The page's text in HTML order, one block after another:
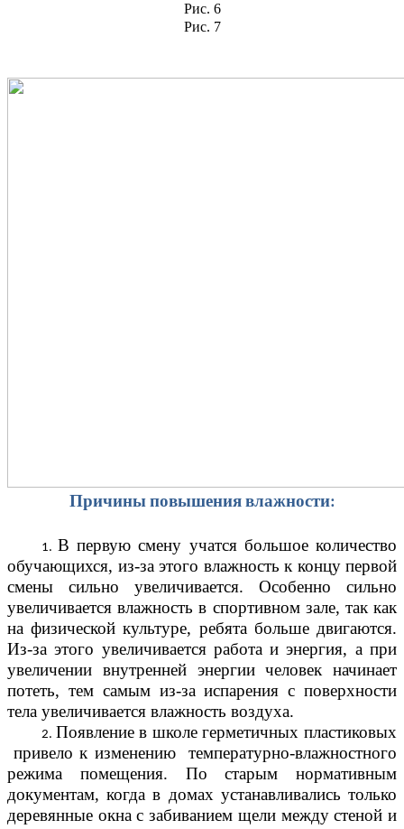
Рис. 6
Рис. 7
Причины повышения влажности:
В первую смену учатся большое количество
обучающихся, из-за этого влажность к концу первой
смены сильно увеличивается. Особенно сильно
увеличивается влажность в спортивном зале, так как
на физической культуре, ребята больше двигаются.
Из-за этого увеличивается работа и энергия, а при
увеличении внутренней энергии человек начинает
потеть, тем самым из-за испарения с поверхности
тела увеличивается влажность воздуха.
Появление в школе герметичных пластиковых
привело к изменению температурно-влажностного
режима помещения. По старым нормативным
документам, когда в домах устанавливались только
деревянные окна с забиванием щели между стеной и